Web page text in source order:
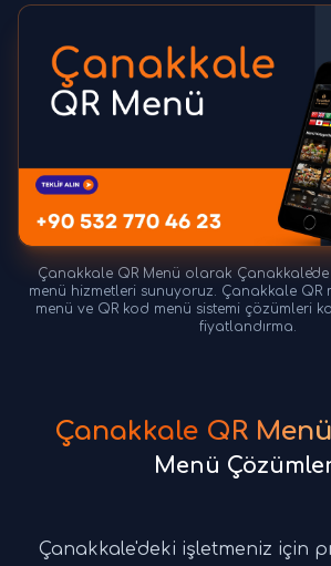
Çanakkale QR Menü olarak
menü hizmetleri sunuyoruz. Çanakkale QR
menü ve QR kod menü sistemi çözümleri
fiyatlandırma.
Çanakkale QR Menü
Menü
Çanakkale'deki işletmeniz için